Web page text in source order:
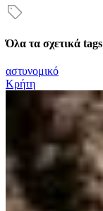
Όλα τα σχετικά tags
αστυνομικό
Κρήτη